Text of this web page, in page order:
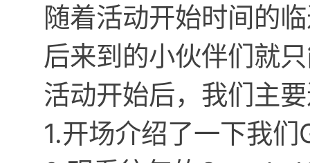
随着活动开始时间的
后来到的小伙伴们就
活动开始后，我们主
1.开场介绍了一下我们